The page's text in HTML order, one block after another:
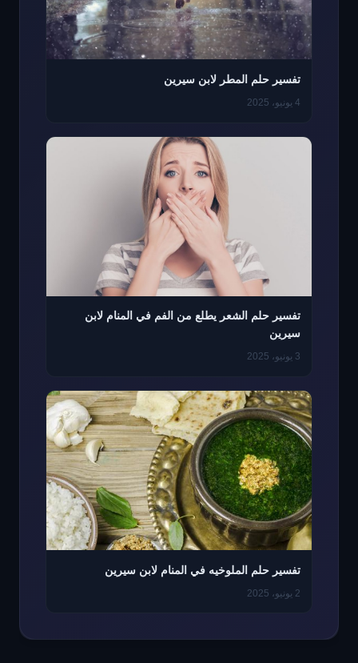
تفسير حلم المطر لابن سيرين
4 يونيو، 2025
تفسير حلم الشعر يطلع من الفم في المنام لابن
سيرين
3 يونيو، 2025
تفسير حلم الملوخيه في المنام لابن سيرين
2 يونيو، 2025